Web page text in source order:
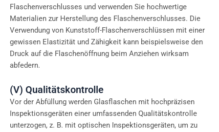
Flaschenverschlusses und verwenden Sie hochwertige
Materialien zur Herstellung des Flaschenverschlusses. Die
Verwendung von Kunststoff-Flaschenverschlüssen mit einer
gewissen Elastizität und Zähigkeit kann beispielsweise den
Druck auf die Flaschenöffnung beim Anziehen wirksam
abfedern.
(V) Qualitätskontrolle
Vor der Abfüllung werden Glasflaschen mit hochpräzisen
Inspektionsgeräten einer umfassenden Qualitätskontrolle
unterzogen, z. B. mit optischen Inspektionsgeräten, um zu